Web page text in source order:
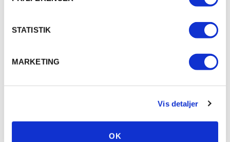
STATISTIK
MARKETING
Vis detaljer
OK